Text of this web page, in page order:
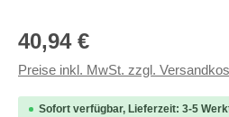
Regulärer Preis:
40,94 €
Preise inkl. MwSt. zzgl.
Sofort verfügbar, Lieferzeit: 3-5